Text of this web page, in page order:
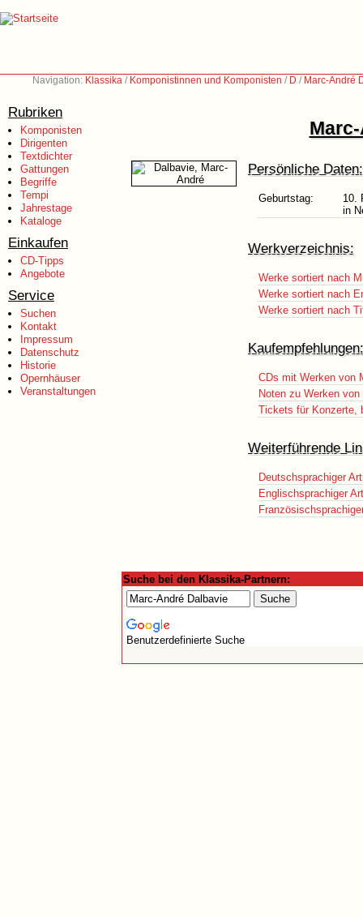
Navigation: Klassika / Komponistinnen und Komponisten / D / Marc-André
Rubriken
Komponisten
Dirigenten
Textdichter
Gattungen
Begriffe
Tempi
Jahrestage
Kataloge
Einkaufen
CD-Tipps
Angebote
Service
Suchen
Kontakt
Impressum
Datenschutz
Historie
Opernhäuser
Veranstaltungen
Persönliche Daten:
Geburtstag:
10.
in
Werkverzeichnis:
Werke sortiert nach
Werke sortiert nach
Werke sortiert nach
Kaufempfehlungen:
CDs mit Werken von
Noten zu Werken
Tickets für Konzerte,
Weiterführende
Deutschsprachiger
Englischsprachiger
Suche bei den Klassika-Partnern:
Benutzerdefinierte Suche